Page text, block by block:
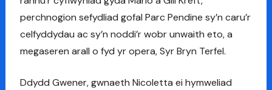
perchnogion sefydliad gofal Parc Pendine sy’n caru’r
celfyddydau ac sy’n noddi’r wobr unwaith eto, a
megaseren arall o fyd yr opera, Syr Bryn Terfel.
Ddydd Gwener, gwnaeth Nicoletta ei hymweliad